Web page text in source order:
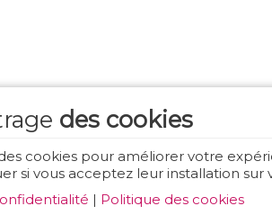
des cookies
cookies pour améliorer votre
si vous acceptez leur installation sur
| Politique des cookies